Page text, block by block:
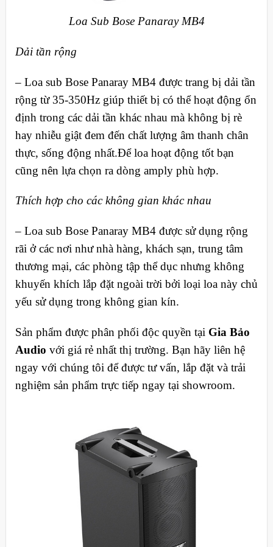
Loa Sub Bose Panaray MB4
Dải tần rộng
– Loa sub Bose Panaray MB4 được trang bị dải tần
rộng từ 35-350Hz giúp thiết bị có thể hoạt động ổn
định trong các dải tần khác nhau mà không bị rè
hay nhiễu giật đem đến chất lượng âm thanh chân
thực, sống động nhất.Để loa hoạt động tốt bạn
cũng nên lựa chọn ra dòng amply phù hợp.
Thích hợp cho các không gian khác nhau
– Loa sub Bose Panaray MB4 được sử dụng rộng
rãi ở các nơi như nhà hàng, khách sạn, trung tâm
thương mại, các phòng tập thể dục nhưng không
khuyến khích lắp đặt ngoài trời bởi loại loa này chủ
yếu sử dụng trong không gian kín.
Sản phẩm được phân phối độc quyền tại Gia Bảo
Audio với giá rẻ nhất thị trường. Bạn hãy liên hệ
ngay với chúng tôi để được tư vấn, lắp đặt và trải
nghiệm sản phẩm trực tiếp ngay tại showroom.